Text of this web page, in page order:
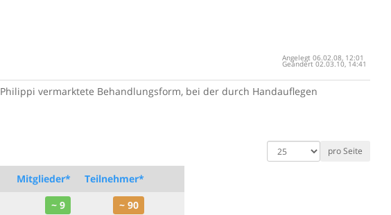
Angelegt 06.02.08, 12:01
Geändert 02.03.10, 14:41
vermarktete Behandlungsform, bei der durch Handauflegen
Datensätze
anzeigen
Mitglieder* Teilnehmer*
~ 9
~ 90